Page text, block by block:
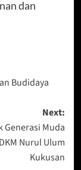
dan
Budidaya
Next:
Generasi Muda
Nurul Ulum
Kukusan